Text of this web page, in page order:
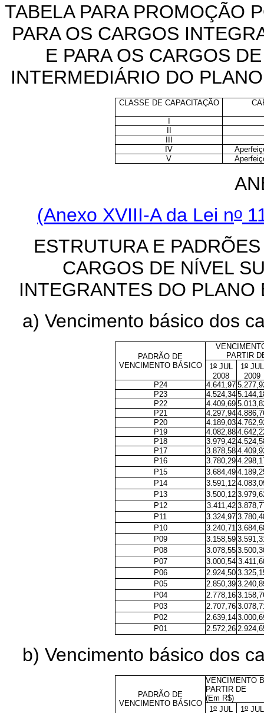
TABELA PARA PROMOÇÃO
PARA OS CARGOS
E PARA OS CARGOS
INTERMEDIÁRIO DO
CLASSE DE CAPACITAÇÃO
IV
V
(Anexo XVIII-A da Lei no
ESTRUTURA E
CARGOS DE NÍVEL
INTEGRANTES DO
a) Vencimento básico dos
PADRÃO DE
VENCIMENTO BÁSICO
PARTIR
1o JUL
2008
1o JUL
2009
P24
4.641,97
P23
4.524,34
P22
4.409,69
P21
4.297,94
P20
4.189,03
P19
4.082,88
P18
3.979,42
P17
3.878,58
P16
3.780,29
P15
3.684,49
P14
3.591,12
P13
3.500,12
P12
3.411,42
P11
3.324,97
P10
3.240,71
P09
3.158,59
P08
3.078,55
P07
3.000,54
P06
2.924,50
P05
2.850,39
P04
2.778,16
P03
2.707,76
P02
2.639,14
P01
2.572,26
b) Vencimento básico dos
PADRÃO DE
VENCIMENTO BÁSICO
VENCIMENTO
PARTIR DE
(Em R$)
1o JUL 1o JUL